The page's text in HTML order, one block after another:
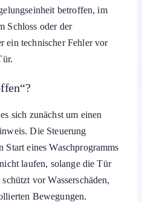
betroffen, im
Schloss oder der
ein technischer Fehler vor
sich zunächst um einen
Die Steuerung
eines Waschprogramms
laufen, solange die Tür
vor Wasserschäden,
Bewegungen.